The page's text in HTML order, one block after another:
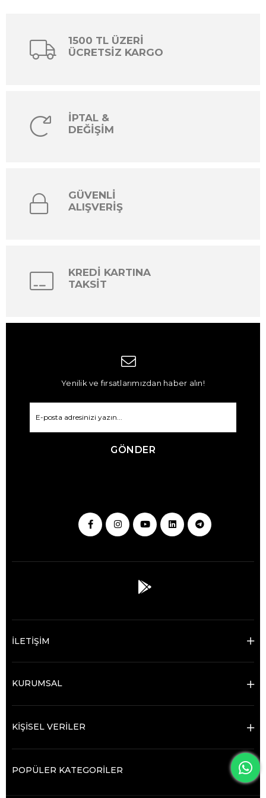
1500 TL ÜZERİ
ÜCRETSİZ KARGO
İPTAL &
DEĞİŞİM
GÜVENLİ
ALIŞVERİŞ
KREDİ KARTINA
TAKSİT
Yenilik ve fırsatlarımızdan haber alın!
GÖNDER
İLETİŞİM
KURUMSAL
KİŞİSEL VERİLER
POPÜLER KATEGORİLER